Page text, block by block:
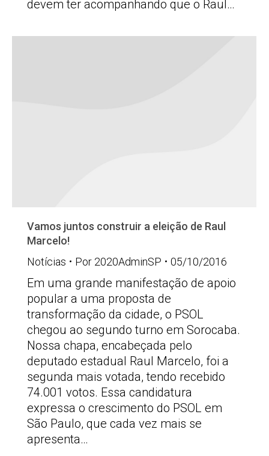
devem ter acompanhando que o Raul…
Vamos juntos construir a eleição de Raul
Marcelo!
Notícias
Por 2020AdminSP 05/10/2016
Em uma grande manifestação de apoio
popular a uma proposta de
transformação da cidade, o PSOL
chegou ao segundo turno em Sorocaba.
Nossa chapa, encabeçada pelo
deputado estadual Raul Marcelo, foi a
segunda mais votada, tendo recebido
74.001 votos. Essa candidatura
expressa o crescimento do PSOL em
São Paulo, que cada vez mais se
apresenta…